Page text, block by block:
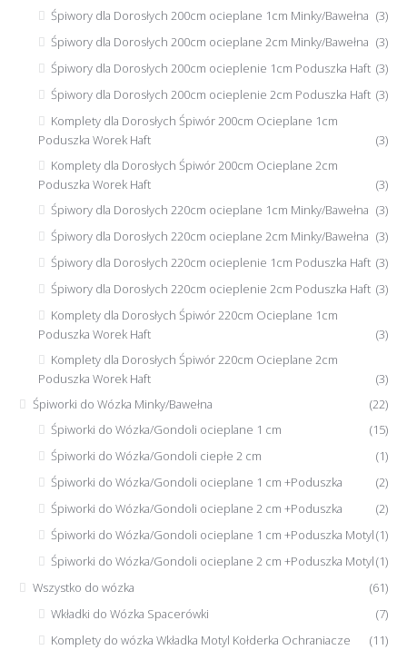
Śpiwory dla Dorosłych 200cm ocieplane 1cm Minky/Bawełna (3)
Śpiwory dla Dorosłych 200cm ocieplane 2cm Minky/Bawełna (3)
Śpiwory dla Dorosłych 200cm ocieplenie 1cm Poduszka Haft (3)
Śpiwory dla Dorosłych 200cm ocieplenie 2cm Poduszka Haft (3)
Komplety dla Dorosłych Śpiwór 200cm Ocieplane 1cm
Poduszka Worek Haft
(3)
Komplety dla Dorosłych Śpiwór 200cm Ocieplane 2cm
Poduszka Worek Haft
(3)
Śpiwory dla Dorosłych 220cm ocieplane 1cm Minky/Bawełna (3)
Śpiwory dla Dorosłych 220cm ocieplane 2cm Minky/Bawełna (3)
Śpiwory dla Dorosłych 220cm ocieplenie 1cm Poduszka Haft (3)
Śpiwory dla Dorosłych 220cm ocieplenie 2cm Poduszka Haft (3)
Komplety dla Dorosłych Śpiwór 220cm Ocieplane 1cm
Poduszka Worek Haft
(3)
Komplety dla Dorosłych Śpiwór 220cm Ocieplane 2cm
Poduszka Worek Haft
(3)
Śpiworki do Wózka Minky/Bawełna
(22)
Śpiworki do Wózka/Gondoli ocieplane 1 cm
(15)
Śpiworki do Wózka/Gondoli ciepłe 2 cm
(1)
Śpiworki do Wózka/Gondoli ocieplane 1 cm +Poduszka
(2)
Śpiworki do Wózka/Gondoli ocieplane 2 cm +Poduszka
(2)
Śpiworki do Wózka/Gondoli ocieplane 1 cm +Poduszka Motyl(1)
Śpiworki do Wózka/Gondoli ocieplane 2 cm +Poduszka Motyl(1)
Wszystko do wózka
(61)
Wkładki do Wózka Spacerówki
(7)
Komplety do wózka Wkładka Motyl Kołderka Ochraniacze
(11)